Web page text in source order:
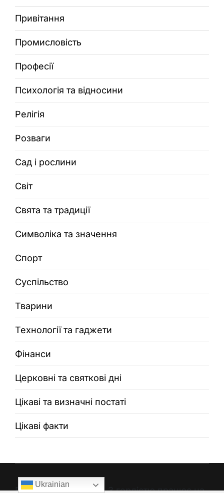
Привітання
Промисловість
Професії
Психологія та відносини
Релігія
Розваги
Сад і рослини
Світ
Свята та традиції
Символіка та значення
Спорт
Суспільство
Тварини
Технології та гаджети
Фінанси
Церковні та святкові дні
Цікаві та визначні постаті
Цікаві факти
Всі права захищено. З гордістю працює на
Ukrainian